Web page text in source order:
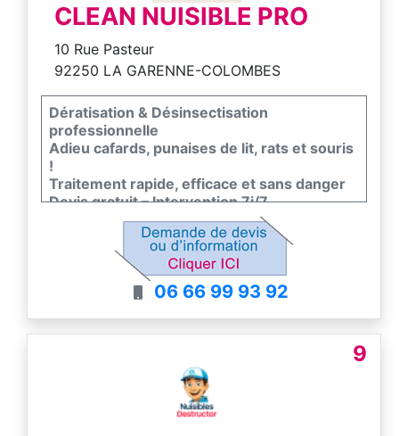
CLEAN NUISIBLE PRO
10 Rue Pasteur
92250 LA GARENNE-COLOMBES
Dératisation & Désinsectisation
professionnelle
Adieu cafards, punaises de lit, rats et souris
!
Traitement rapide, efficace et sans danger
Devis gratuit – Intervention 7j/7
Appelez-nous pour une solution durable !
06 66 99 93 92
9